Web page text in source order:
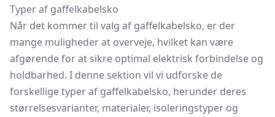
Typer af gaffelkabelsko
Når det kommer til valg af gaffelkabelsko, er der
mange muligheder at overveje, hvilket kan være
afgørende for at sikre optimal elektrisk forbindelse og
holdbarhed. I denne sektion vil vi udforske de
forskellige typer af gaffelkabelsko, herunder deres
størrelsesvarianter, materialer, isoleringstyper og